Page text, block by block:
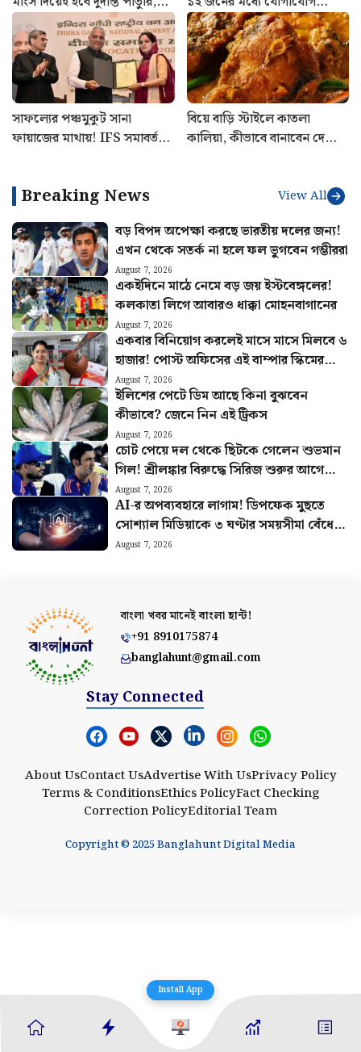
রইল রেসিপি
রাখছে ৭ জন, বিস্ফোরক দাবি
কুণালের
সাফল্যের পঞ্চমুকুট সানা
ফায়াজের মাথায়! IFS সমাবর্তনে
বিয়ে বাড়ি স্টাইলে কাতলা
কালিয়া, কীভাবে বানাবেন দেখে
Breaking News View All
বড় বিপদ অপেক্ষা করছে ভারতীয় দলের জন্য!
এখন থেকে সতর্ক না হলে ফল ভুগবেন গম্ভীররা
August 7, 2026
একইদিনে মাঠে নেমে বড় জয় ইস্টবেঙ্গলের!
কলকাতা লিগে আবারও ধাক্কা মোহনবাগানের
August 7, 2026
একবার বিনিয়োগ করলেই মাসে মাসে মিলবে ৬
হাজার! পোস্ট অফিসের এই বাম্পার স্কিমের
হিসাব বুঝুন
August 7, 2026
ইলিশের পেটে ডিম আছে কিনা বুঝবেন
কীভাবে? জেনে নিন এই ট্রিকস
August 7, 2026
চোট পেয়ে দল থেকে ছিটকে গেলেন শুভমান
গিল! শ্রীলঙ্কার বিরুদ্ধে সিরিজ শুরুর আগে
মাঠে নেমে চাপে ভারত
August 7, 2026
AI-র অপব্যবহারে লাগাম! ডিপফেক মুছতে
সোশ্যাল মিডিয়াকে ৩ ঘণ্টার সময়সীমা বেঁধে
দিল কেন্দ্র
August 7, 2026
বাংলা খবর মানেইবাংলা হান্ট!
+91 8910175874
banglahunt@gmail.com
Stay Connected
About UsContact UsAdvertise With UsPrivacy Policy
Terms & ConditionsEthics PolicyFact Checking
Correction PolicyEditorial Team
Copyright © 2025 Banglahunt Digital Media
Install App